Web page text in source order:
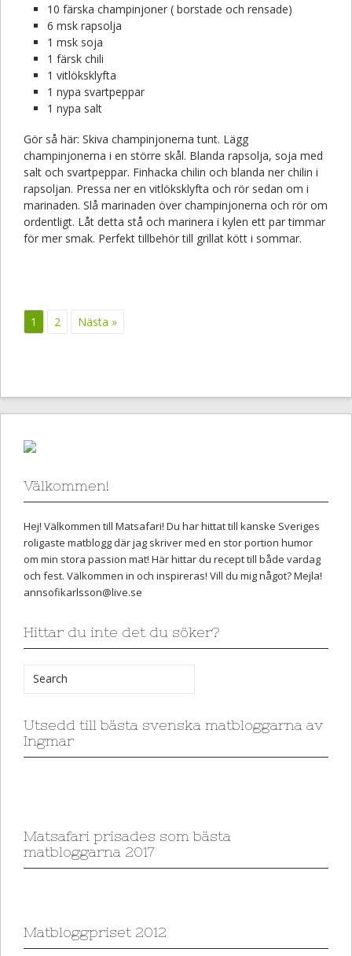
10 färska champinjoner ( borstade och rensade)
6 msk rapsolja
1 msk soja
1 färsk chili
1 vitlöksklyfta
1 nypa svartpeppar
1 nypa salt
Gör så här: Skiva champinjonerna tunt. Lägg
champinjonerna i en större skål. Blanda rapsolja, soja med
salt och svartpeppar. Finhacka chilin och blanda ner chilin i
rapsoljan. Pressa ner en vitlöksklyfta och rör sedan om i
marinaden. Slå marinaden över champinjonerna och rör om
ordentligt. Låt detta stå och marinera i kylen ett par timmar
för mer smak. Perfekt tillbehör till grillat kött i sommar.
1 2 Nästa »
Välkommen!
Hej! Välkommen till Matsafari! Du har hittat till kanske Sveriges
roligaste matblogg där jag skriver med en stor portion humor
om min stora passion mat! Här hittar du recept till både vardag
och fest. Välkommen in och inspireras! Vill du mig något? Mejla!
annsofikarlsson@live.se
Hittar du inte det du söker?
Utsedd till bästa svenska matbloggarna av
Ingmar
Matsafari prisades som bästa
matbloggarna 2017
Matbloggpriset 2012